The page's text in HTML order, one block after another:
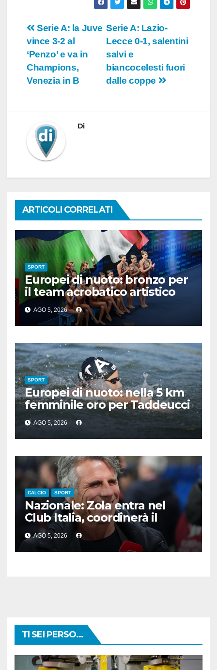
Navigazione
articoli
Serie A: Lazio-
Lecce 0-1, salentini
salvi e
biancocelesti fuori
dalle coppe
Serie A: la Juve
vince 3-2 al
‘Penzo’ e va in
Champions,
Venezia in B
Di
ARTICOLI CORRELATI
SPORT
Europei di nuoto: bronzo per
il team acrobatico artistico
dell’Italia
AGO 5, 2026
SPORT
Europei di nuoto: nella 5 km
femminile oro per Taddeucci
e bronzo per Pozzobon
AGO 5, 2026
CALCIO SPORT
Nazionale: Zola entra nel
Club Italia, coordinerà il
settore giovanile
AGO 5, 2026
TI SEI PERSO...